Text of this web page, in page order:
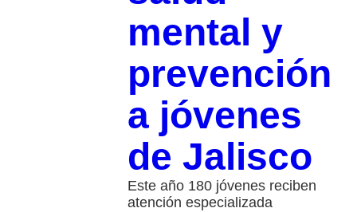
mental y
prevención
a jóvenes
de Jalisco
Este año 180 jóvenes reciben
atención especializada